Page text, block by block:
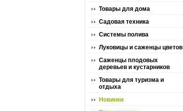
Товары для дома
Садовая техника
Системы полива
Луковицы и саженцы цветов
Саженцы плодовых
деревьев и кустарников
Товары для туризма и
отдыха
Новинки